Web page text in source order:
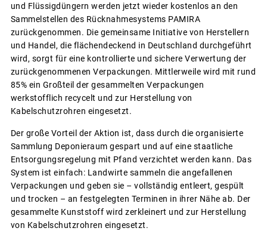
und Flüssigdüngern werden jetzt wieder kostenlos an den
Sammelstellen des Rücknahmesystems PAMIRA
zurückgenommen. Die gemeinsame Initiative von Herstellern
und Handel, die flächendeckend in Deutschland durchgeführt
wird, sorgt für eine kontrollierte und sichere Verwertung der
zurückgenommenen Verpackungen. Mittlerweile wird mit rund
85% ein Großteil der gesammelten Verpackungen
werkstofflich recycelt und zur Herstellung von
Kabelschutzrohren eingesetzt.
Der große Vorteil der Aktion ist, dass durch die organisierte
Sammlung Deponieraum gespart und auf eine staatliche
Entsorgungsregelung mit Pfand verzichtet werden kann. Das
System ist einfach: Landwirte sammeln die angefallenen
Verpackungen und geben sie – vollständig entleert, gespült
und trocken – an festgelegten Terminen in ihrer Nähe ab. Der
gesammelte Kunststoff wird zerkleinert und zur Herstellung
von Kabelschutzrohren eingesetzt.